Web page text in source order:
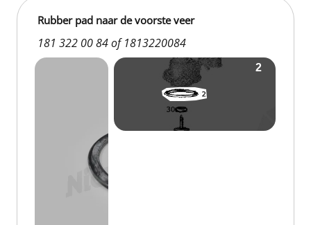
Rubber pad naar de voorste veer
181 322 00 84 of 1813220084